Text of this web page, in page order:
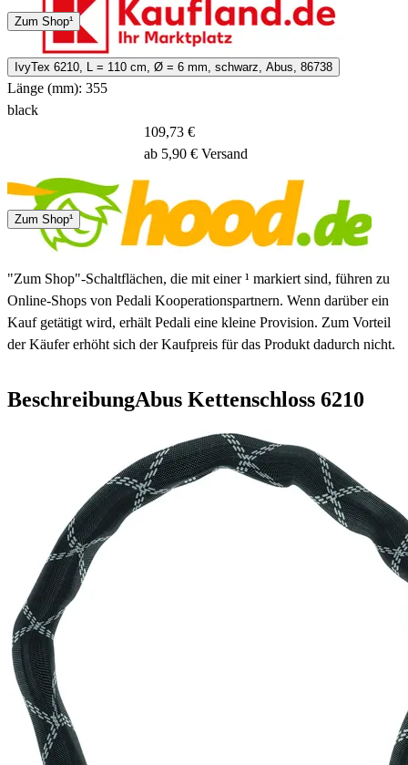
DHL
5 - 6 Tage
Zum Shop¹
IvyTex 6210, L = 110 cm, Ø = 6 mm, schwarz, Abus, 86738
Länge (mm): 355
black
1 - 4 Tage
109,73 €
ab 5,90 € Versand
Zum Shop¹
"Zum Shop"-Schaltflächen, die mit einer ¹ markiert sind, führen zu
Online-Shops von Pedali Kooperationspartnern. Wenn darüber ein
Kauf getätigt wird, erhält Pedali eine kleine Provision. Zum Vorteil
der Käufer erhöht sich der Kaufpreis für das Produkt dadurch nicht.
BeschreibungAbus Kettenschloss 6210